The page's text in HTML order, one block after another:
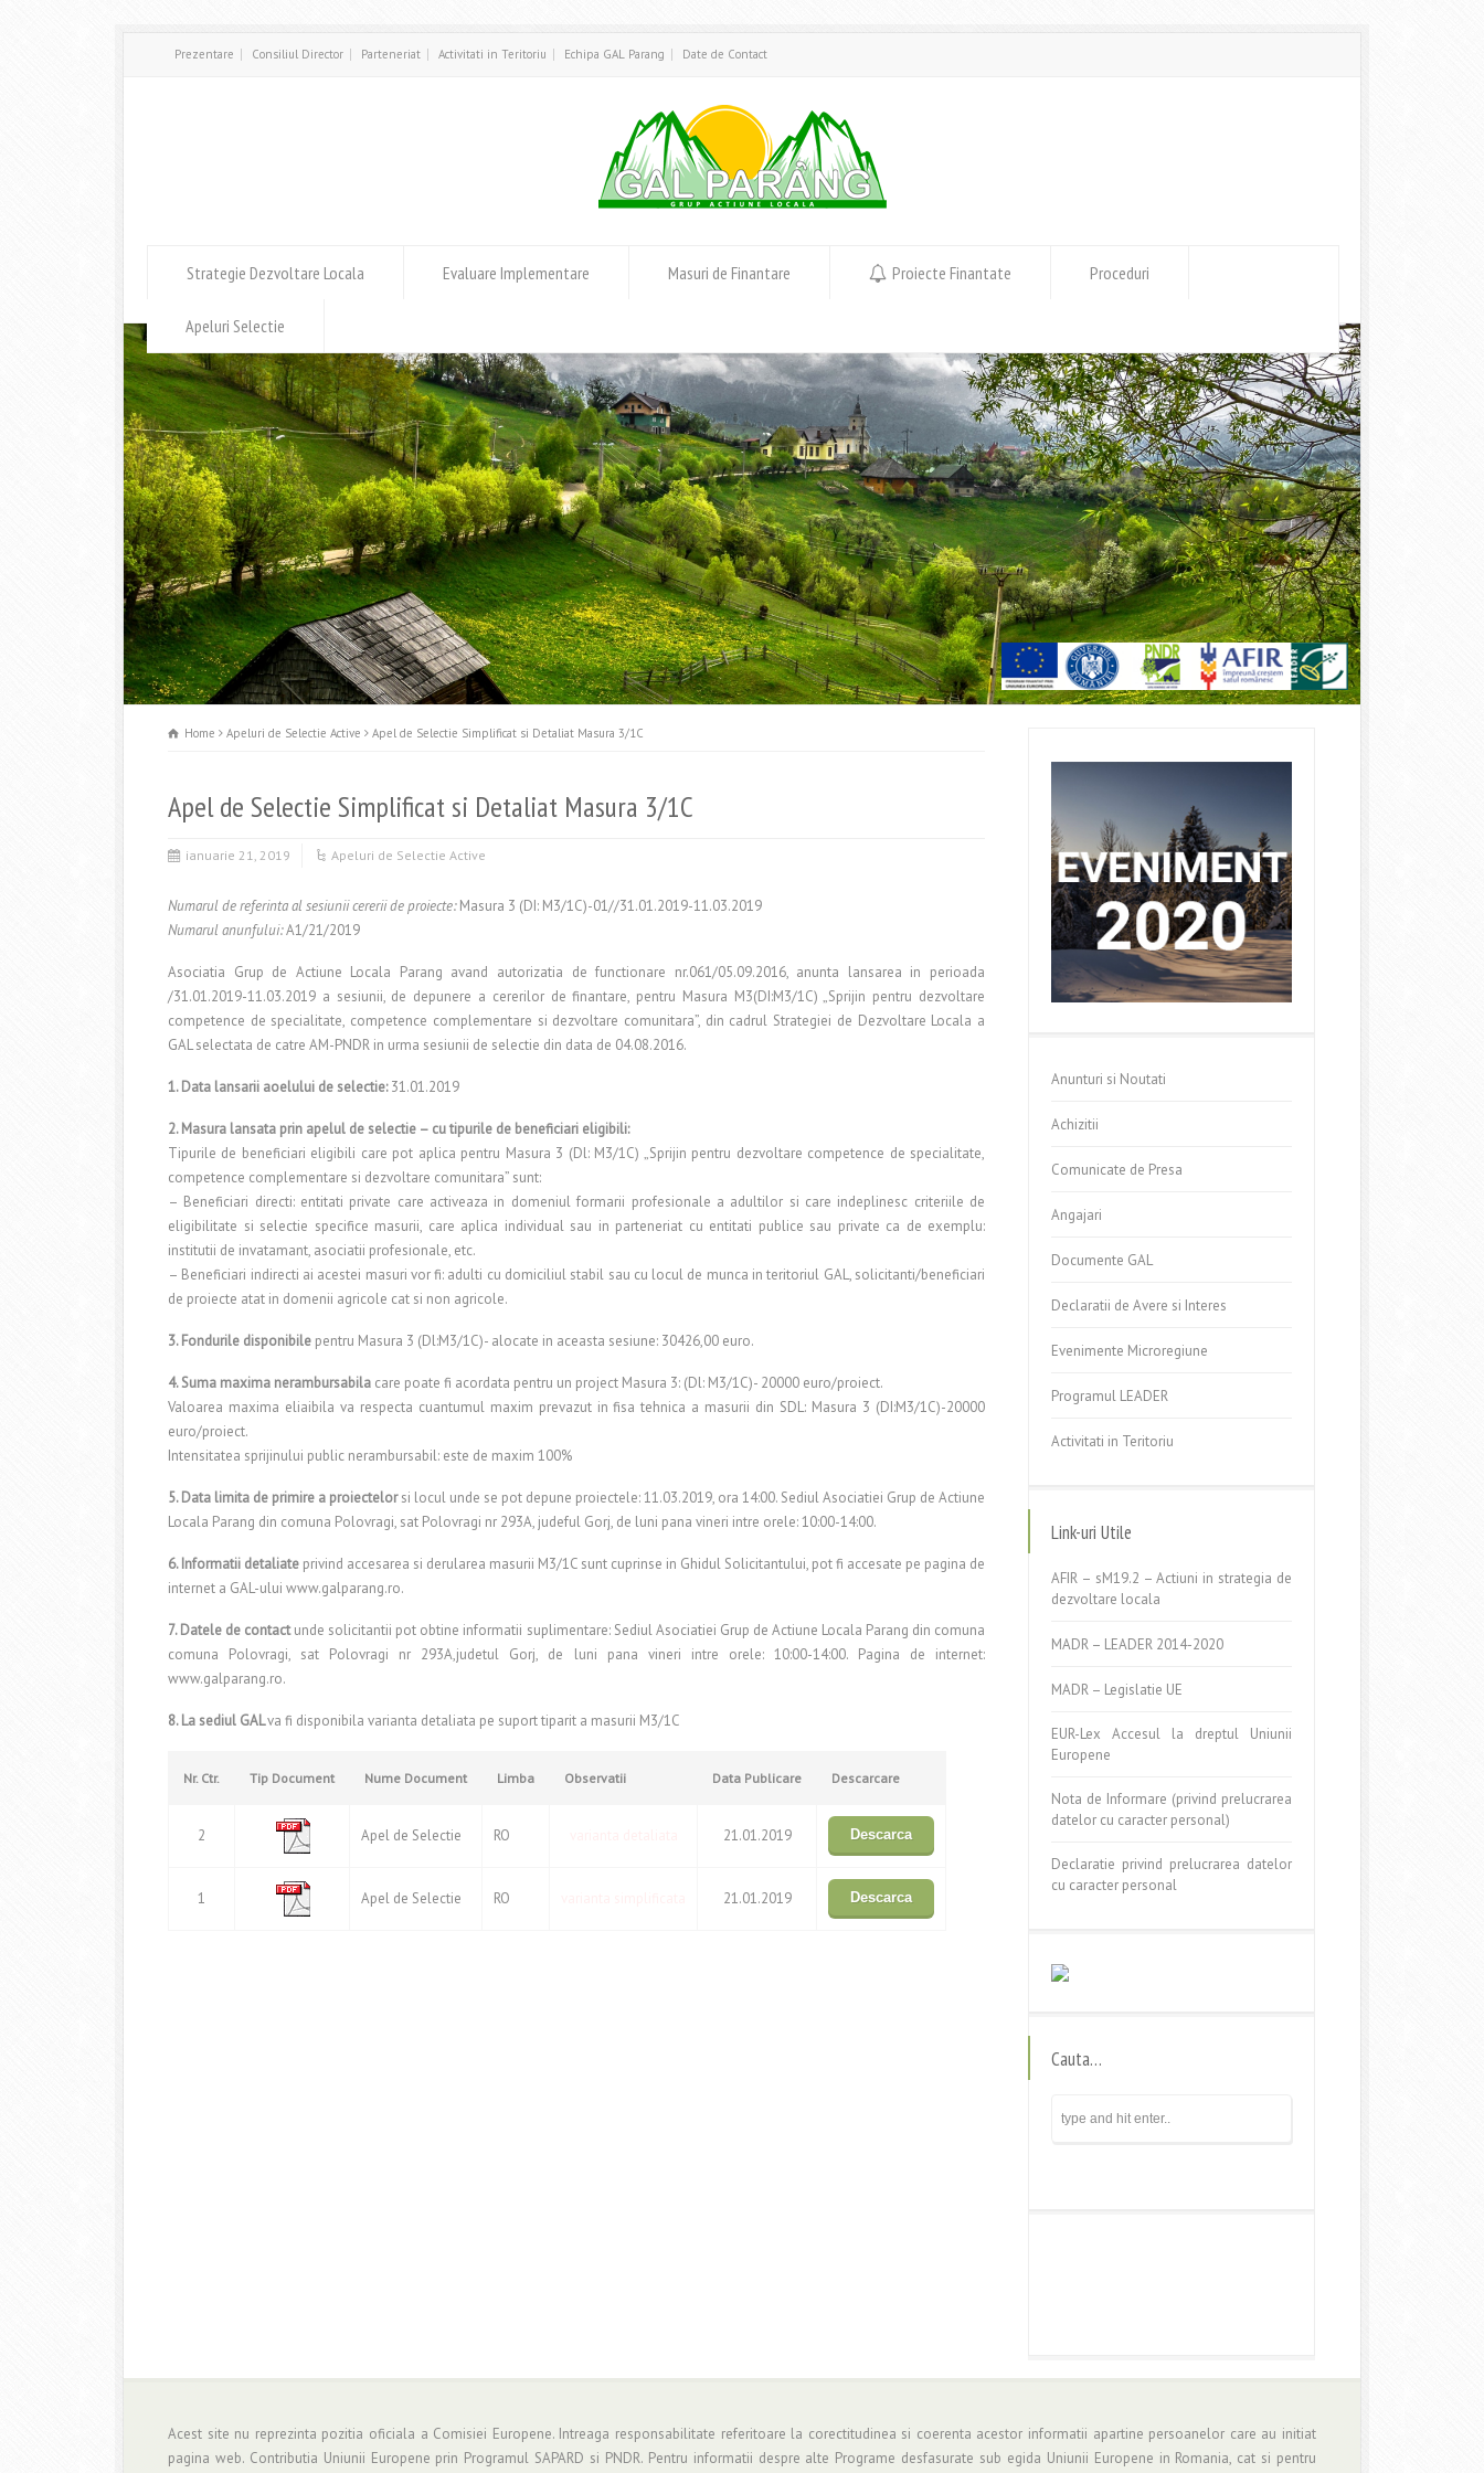
Prezentare Consiliul Director Parteneriat Activitati in Teritoriu Echipa GAL Parang Date de Contact
Strategie Dezvoltare Locala Evaluare Implementare Masuri de Finantare Proiecte Finantate Proceduri
Apeluri Selectie
Home Apeluri de Selectie Active Apel de Selectie Simplificat si Detaliat Masura 3/1C
Apel de Selectie Simplificat si Detaliat Masura 3/1C
ianuarie 21, 2019 Apeluri de Selectie Active
Numarul de referinta al sesiunii cererii de proiecte:Masura 3 (DI: M3/1C)-01//31.01.2019-11.03.2019
Numarul anunfului:A1/21/2019
Asociatia Grup de Actiune Locala Parang avand autorizatia de functionare nr.061/05.09.2016, anunta lansarea in perioada
/31.01.2019-11.03.2019 a sesiunii, de depunere a cererilor de finantare, pentru Masura M3(DI:M3/1C) „Sprijin pentru dezvoltare
competence de specialitate, competence complementare si dezvoltare comunitara”, din cadrul Strategiei de Dezvoltare Locala a
GAL selectata de catre AM-PNDR in urma sesiunii de selectie din data de 04.08.2016.
1. Data lansarii aoelului de selectie:31.01.2019
2. Masura lansata prin apelul de selectie – cu tipurile de beneficiari eligibili:
Tipurile de beneficiari eligibili care pot aplica pentru Masura 3 (Dl: M3/1C) „Sprijin pentru dezvoltare competence de specialitate,
competence complementare si dezvoltare comunitara” sunt:
– Beneficiari directi: entitati private care activeaza in domeniul formarii profesionale a adultilor si care indeplinesc criteriile de
eligibilitate si selectie specifice masurii, care aplica individual sau in parteneriat cu entitati publice sau private ca de exemplu:
institutii de invatamant, asociatii profesionale, etc.
– Beneficiari indirecti ai acestei masuri vor fi: adulti cu domiciliul stabil sau cu locul de munca in teritoriul GAL, solicitanti/beneficiari
de proiecte atat in domenii agricole cat si non agricole.
3. Fondurile disponibile pentru Masura 3 (Dl:M3/1C)- alocate in aceasta sesiune: 30426,00 euro.
4. Suma maxima nerambursabila care poate fi acordata pentru un project Masura 3: (Dl: M3/1C)- 20000 euro/proiect.
Valoarea maxima eliaibila va respecta cuantumul maxim prevazut in fisa tehnica a masurii din SDL: Masura 3 (DI:M3/1C)-20000
euro/proiect.
Intensitatea sprijinului public nerambursabil: este de maxim 100%
5. Data limita de primire a proiectelorsi locul unde se pot depune proiectele: 11.03.2019, ora 14:00. Sediul Asociatiei Grup de Actiune
Locala Parang din comuna Polovragi, sat Polovragi nr 293A, judeful Gorj, de luni pana vineri intre orele: 10:00-14:00.
6. Informatii detaliate privind accesarea si derularea masurii M3/1C sunt cuprinse in Ghidul Solicitantului, pot fi accesate pe pagina de
internet a GAL-ului www.galparang.ro.
7. Datele de contactunde solicitantii pot obtine informatii suplimentare: Sediul Asociatiei Grup de Actiune Locala Parang din comuna
comuna Polovragi, sat Polovragi nr 293A,judetul Gorj, de luni pana vineri intre orele: 10:00-14:00. Pagina de internet:
www.galparang.ro.
8. La sediul GALva fi disponibila varianta detaliata pe suport tiparit a masurii M3/1C
Nr. Ctr. Tip Document Nume Document Limba Observatii Data Publicare Descarcare
2 Apel de Selectie RO 21.01.2019 Descarca
1 Apel de Selectie RO 21.01.2019 Descarca
Anunturi si Noutati
Achizitii
Comunicate de Presa
Angajari
Documente GAL
Declaratii de Avere si Interes
Evenimente Microregiune
Programul LEADER
Activitati in Teritoriu
Link-uri Utile
AFIR – sM19.2 – Actiuni in strategia de
dezvoltare locala
MADR – LEADER 2014-2020
MADR – Legislatie UE
EUR-Lex Accesul la dreptul Uniunii
Europene
Nota de Informare (privind prelucrarea
datelor cu caracter personal)
Declaratie privind prelucrarea datelor
cu caracter personal
Cauta…
Acest site nu reprezinta pozitia oficiala a Comisiei Europene. Intreaga responsabilitate referitoare la corectitudinea si coerenta acestor informatii apartine persoanelor care au initiat
pagina web. Contributia Uniunii Europene prin Programul SAPARD si PNDR. Pentru informatii despre alte Programe desfasurate sub egida Uniunii Europene in Romania, cat si pentru